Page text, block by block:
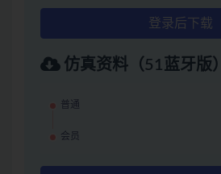
登录后下载
仿真资料（51蓝牙版）
普通
会员